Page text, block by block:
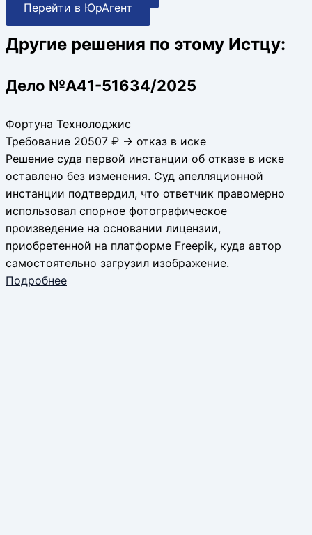
Перейти в ЮрАгент
Другие решения по этому Истцу:
Дело №А41-51634/2025
Фортуна Технолоджис
Требование 20507 ₽ → отказ в иске
Решение суда первой инстанции об отказе в иске
оставлено без изменения. Суд апелляционной
инстанции подтвердил, что ответчик правомерно
использовал спорное фотографическое
произведение на основании лицензии,
приобретенной на платформе Freepik, куда автор
самостоятельно загрузил изображение.
Подробнее